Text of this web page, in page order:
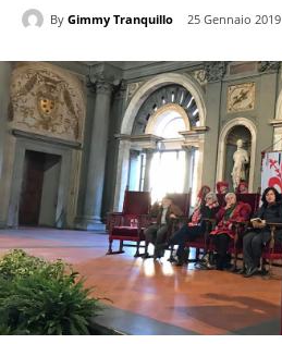
By Gimmy Tranquillo 25 Gennaio 2019